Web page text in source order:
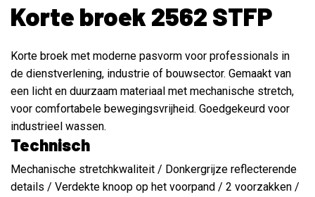
Korte broek 2562 STFP
Korte broek met moderne pasvorm voor professionals in
de dienstverlening, industrie of bouwsector. Gemaakt van
een licht en duurzaam materiaal met mechanische stretch,
voor comfortabele bewegingsvrijheid. Goedgekeurd voor
industrieel wassen.
Technisch
Mechanische stretchkwaliteit / Donkergrijze reflecterende
details / Verdekte knoop op het voorpand / 2 voorzakken /